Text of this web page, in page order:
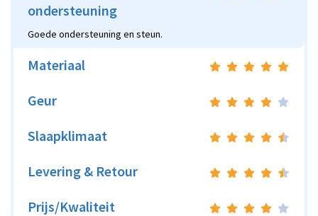
ondersteuning
Goede ondersteuning en steun.
Materiaal
Geur
Slaapklimaat
Levering & Retour
Prijs/Kwaliteit